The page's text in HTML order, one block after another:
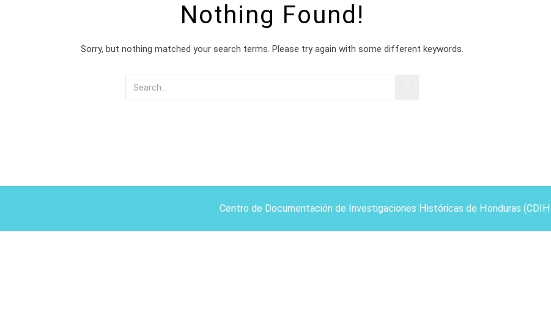
Nothing Found!
Sorry, but nothing matched your search terms. Please try again with some different keywords.
Centro de Documentación de Investigaciones Históricas de Honduras